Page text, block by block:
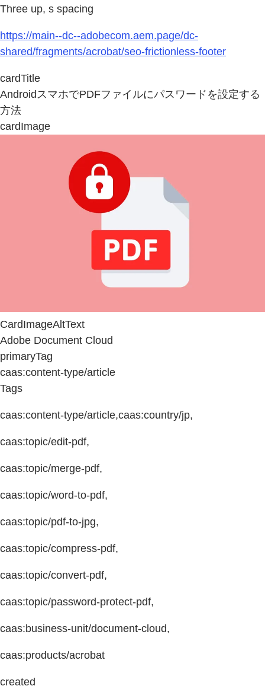
Three up, s spacing
https://main--dc--adobecom.aem.page/dc-
shared/fragments/acrobat/seo-frictionless-footer
cardTitle
AndroidスマホでPDFファイルにパスワードを設定する
方法
cardImage
CardImageAltText
Adobe Document Cloud
primaryTag
caas:content-type/article
Tags
caas:content-type/article,caas:country/jp,
caas:topic/edit-pdf,
caas:topic/merge-pdf,
caas:topic/word-to-pdf,
caas:topic/pdf-to-jpg,
caas:topic/compress-pdf,
caas:topic/convert-pdf,
caas:topic/password-protect-pdf,
caas:business-unit/document-cloud,
caas:products/acrobat
created